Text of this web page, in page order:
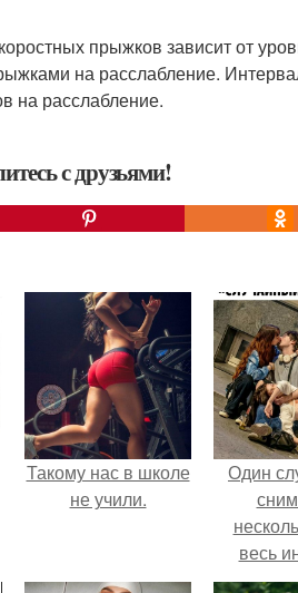
прыжков зависит от
на расслабление.
на расслабление.
с друзьями!
Такому нас в школе
не учили.
Один
весь